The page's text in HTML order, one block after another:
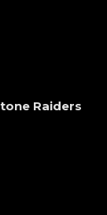
Raiders